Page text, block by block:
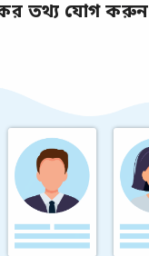
তথ্য যোগ করুন